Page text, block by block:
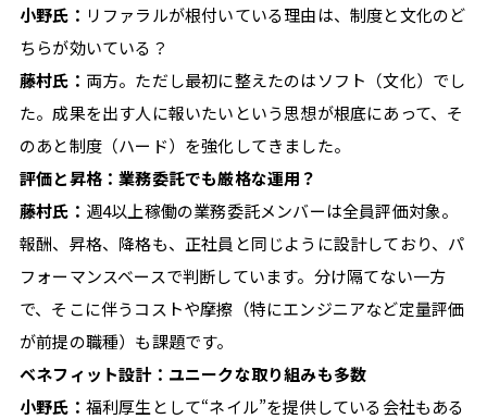
ト。
小野氏： リファラルが根付いている理由は、制度と文化のど
ちらが効いている？
藤村氏： 両方。ただし最初に整えたのはソフト（文化）でし
た。成果を出す人に報いたいという思想が根底にあって、そ
のあと制度（ハード）を強化してきました。
評価と昇格：業務委託でも厳格な運用？
藤村氏： 週4以上稼働の業務委託メンバーは全員評価対象。
報酬、昇格、降格も、正社員と同じように設計しており、パ
フォーマンスベースで判断しています。分け隔てない一方
で、そこに伴うコストや摩擦（特にエンジニアなど定量評価
が前提の職種）も課題です。
ベネフィット設計：ユニークな取り組みも多数
小野氏： 福利厚生として“ネイル”を提供している会社もある